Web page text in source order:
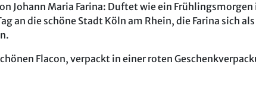
Johann Maria Farina: Duftet wie ein
an die schöne Stadt Köln am Rhein, die Farina sich
Flacon, verpackt in einer roten